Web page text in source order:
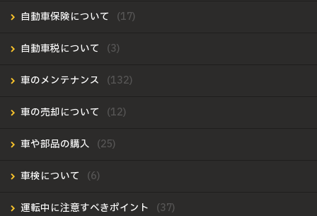
自動車保険について
自動車税について
車のメンテナンス
車の売却について
車や部品の購入
車検について
運転中に注意すべきポイント